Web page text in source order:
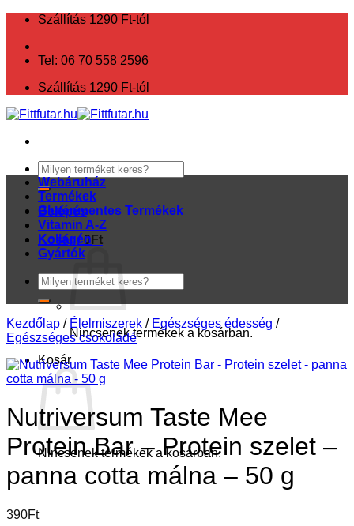
Skip
content
Szállítás 1290 Ft-tól
Tel: 06 70 558 2596
Szállítás 1290 Ft-tól
Keresés
a
következőre:
Belépés
Kosár /0Ft
Nincsenek termékek a kosárban.
Kosár
Nincsenek termékek a kosárban.
Webáruház
Termékek
Gluténmentes Termékek
Vitamin A-Z
Kollagén
Gyártók
Keresés
a
következőre:
Kezdőlap / Élelmiszerek / Egészséges édesség /
Egészséges csokoládé
Nutriversum Taste Mee
Protein Bar – Protein szelet –
panna cotta málna – 50 g
390Ft